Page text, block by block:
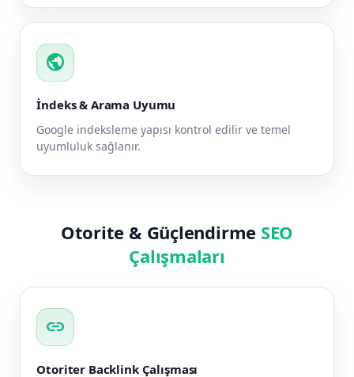
public
İndeks & Arama Uyumu
Google indeksleme yapısı kontrol edilir ve temel
uyumluluk sağlanır.
Otorite & Güçlendirme SEO
Çalışmaları
link
Otoriter Backlink Çalışması